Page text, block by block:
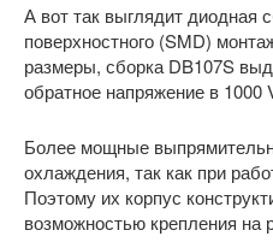
А вот так выглядит диодная
поверхностного (SMD)
размеры, сборка DB107S
обратное напряжение в 1000
Более мощные
охлаждения, так как при
Поэтому их корпус
возможностью крепления